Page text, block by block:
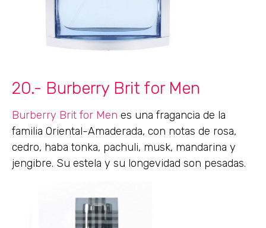
20.- Burberry Brit for Men
Burberry Brit for Men es una fragancia de la
familia Oriental-Amaderada, con notas de rosa,
cedro, haba tonka, pachuli, musk, mandarina y
jengibre. Su estela y su longevidad son pesadas.